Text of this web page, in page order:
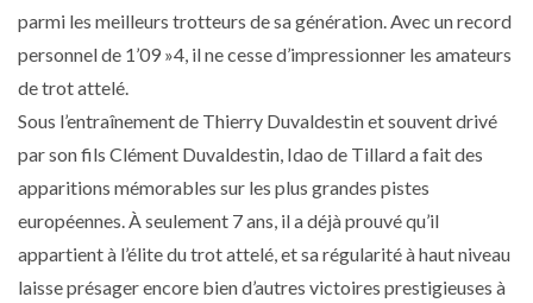
parmi les meilleurs trotteurs de sa génération. Avec un record
personnel de 1’09 »4, il ne cesse d’impressionner les amateurs
de trot attelé.
Sous l’entraînement de Thierry Duvaldestin et souvent drivé
par son fils Clément Duvaldestin, Idao de Tillard a fait des
apparitions mémorables sur les plus grandes pistes
européennes. À seulement 7 ans, il a déjà prouvé qu’il
appartient à l’élite du trot attelé, et sa régularité à haut niveau
laisse présager encore bien d’autres victoires prestigieuses à